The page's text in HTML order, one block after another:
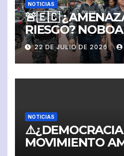
NOTICIAS
🚨🇪🇨
RIESGO?
PROTECCIÓN
POLICIAL PARA
REIMBERG Y SU
22 DE JULIO DE 2026
NOTICIAS
MOVIMIENTO